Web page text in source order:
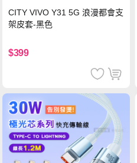
CITY VIVO Y31 5G 浪漫都會支
架皮套-黑色
$399